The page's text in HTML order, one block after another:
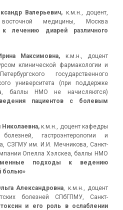
Валерьевич, к.м.н., доцент,
восточной медицины, Москва
лечению диарей различного
Максимовна,
к.м.н., доцент
клинической фармакологии и
государственного
университета (при поддержке
баллы НМО не начисляются)
пациентов с болевым
Николаевна, к.м.н., доцент кафедры
гастроэнтерологии и
СЗГМУ им. И.И. Мечникова, Санкт-
Опелла Хэлскеа, баллы НМО
подходы к ведению
болью»
Александровна, к.м.н., доцент
болезней СПбГПМУ, Санкт-
и его роль в ослаблении